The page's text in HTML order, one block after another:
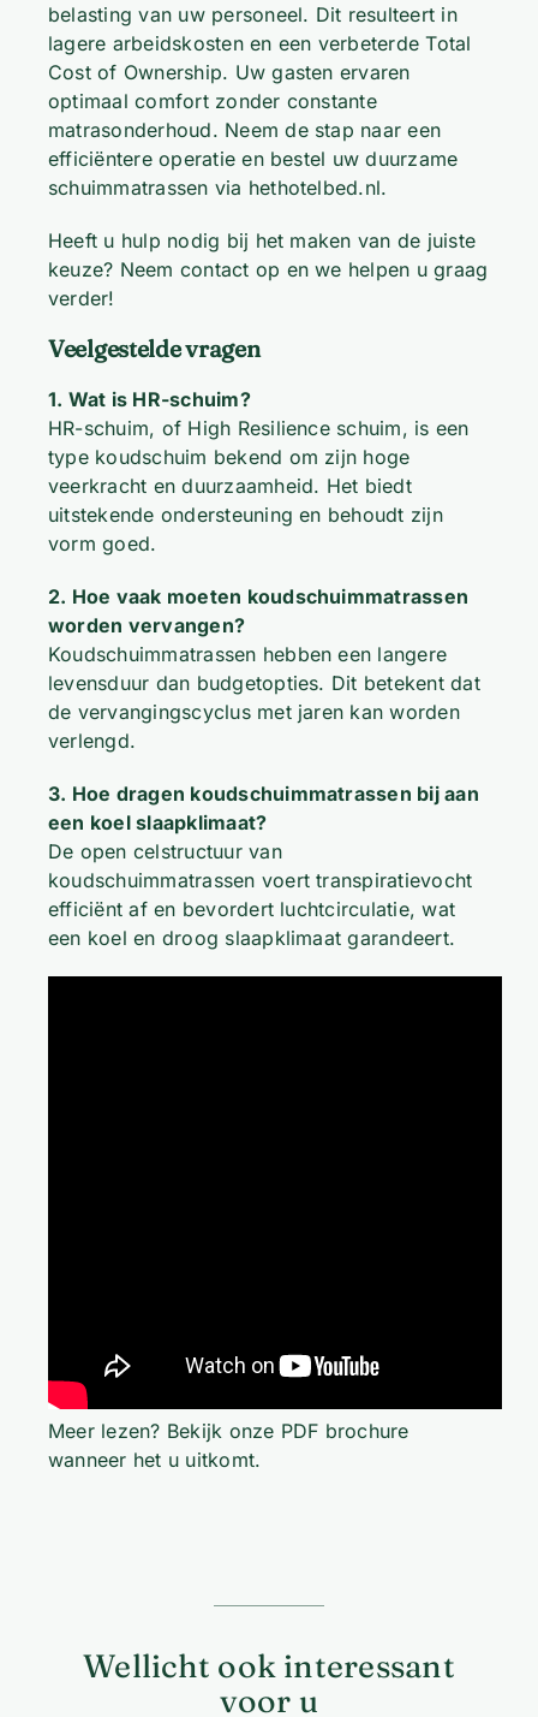
belasting van uw personeel. Dit resulteert in
lagere arbeidskosten en een verbeterde Total
Cost of Ownership. Uw gasten ervaren
optimaal comfort zonder constante
matrasonderhoud. Neem de stap naar een
efficiëntere operatie en bestel uw duurzame
schuimmatrassen via hethotelbed.nl.
Heeft u hulp nodig bij het maken van de juiste
keuze? Neem contact op en we helpen u graag
verder!
Veelgestelde vragen
1. Wat is HR-schuim?
HR-schuim, of High Resilience schuim, is een
type koudschuim bekend om zijn hoge
veerkracht en duurzaamheid. Het biedt
uitstekende ondersteuning en behoudt zijn
vorm goed.
2. Hoe vaak moeten koudschuimmatrassen
worden vervangen?
Koudschuimmatrassen hebben een langere
levensduur dan budgetopties. Dit betekent dat
de vervangingscyclus met jaren kan worden
verlengd.
3. Hoe dragen koudschuimmatrassen bij aan
een koel slaapklimaat?
De open celstructuur van
koudschuimmatrassen voert transpiratievocht
efficiënt af en bevordert luchtcirculatie, wat
een koel en droog slaapklimaat garandeert.
Meer lezen? Bekijk onze PDF brochure
wanneer het u uitkomt.
Wellicht ook interessant
voor u